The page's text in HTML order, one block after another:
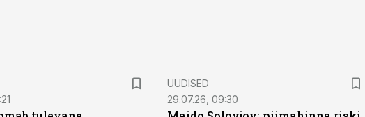
UUDISED
29.07.26, 09:30